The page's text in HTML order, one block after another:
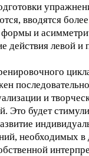
вводятся
и
действия левой и
и
Это будет
необходимых в